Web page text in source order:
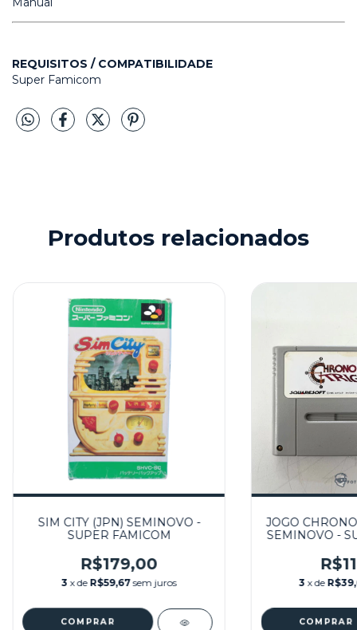
REQUISITOS / COMPATIBILIDADE
Super Famicom
Produtos relacionados
SIM CITY (JPN) SEMINOVO -
SUPER FAMICOM
R$179,00
3 x de R$59,67 sem juros
JOGO
SEMINOVO -
3 x de